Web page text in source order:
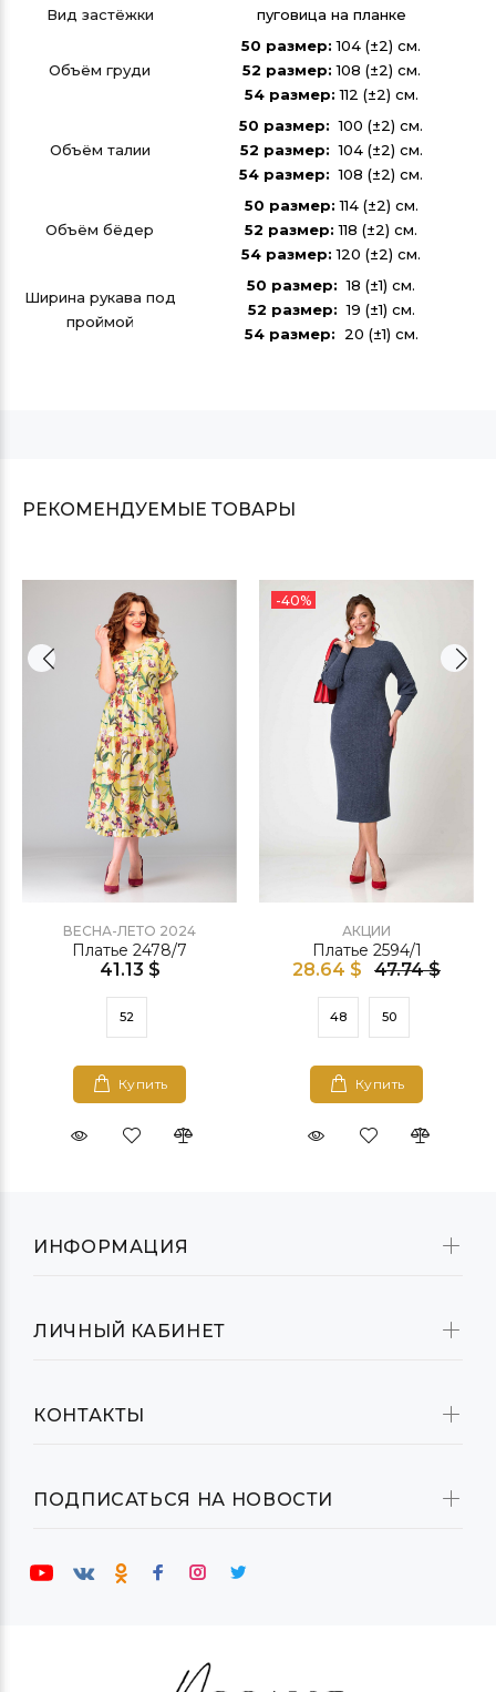
Вид застёжки
пуговица на планке
Объём груди
50 размер:104 (±2) см.
52 размер:108 (±2) см.
54 размер: 112 (±2) см.
Объём талии
50 размер: 100 (±2) см.
52 размер:104 (±2) см.
54 размер: 108 (±2) см.
Объём бёдер
50 размер:114 (±2) см.
52 размер:118 (±2) см.
54 размер: 120 (±2) см.
Ширина рукава под
проймой
50 размер: 18 (±1) см.
52 размер: 19 (±1) см.
54 размер: 20 (±1) см.
РЕКОМЕНДУЕМЫЕ ТОВАРЫ
ВЕСНА-ЛЕТО 2024
Платье 2478/7
41.13 $
52
Купить
-40%
АКЦИИ
Платье 2594/1
28.64 $ 47.74 $
48 50
Купить
ИНФОРМАЦИЯ
ЛИЧНЫЙ КАБИНЕТ
КОНТАКТЫ
ПОДПИСАТЬСЯ НА НОВОСТИ